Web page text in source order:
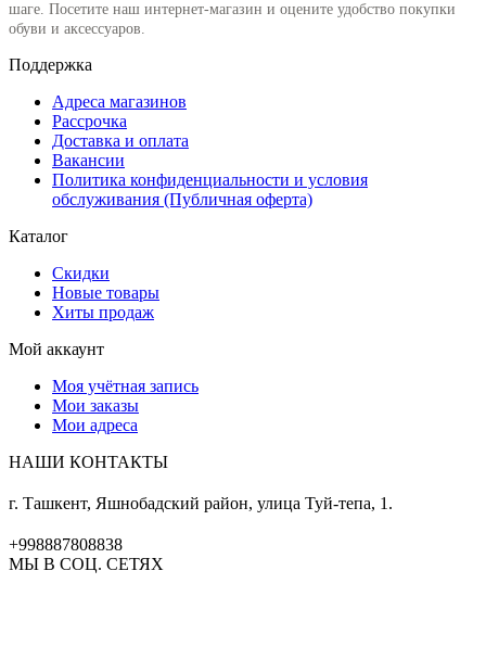
шаге. Посетите наш интернет-магазин и оцените удобство покупки
обуви и аксессуаров.
Поддержка
Адреса магазинов
Рассрочка
Доставка и оплата
Вакансии
Политика конфиденциальности и условия
обслуживания (Публичная оферта)
Каталог
Скидки
Новые товары
Хиты продаж
Мой аккаунт
Моя учётная запись
Мои заказы
Мои адреса
НАШИ КОНТАКТЫ
г. Ташкент, Яшнобадский район, улица Туй-тепа, 1.
+998887808838
МЫ В СОЦ. СЕТЯХ